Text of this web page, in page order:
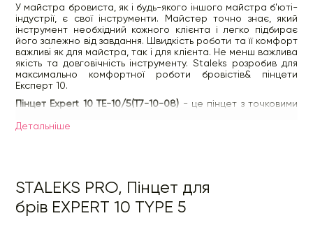
У майстра бровиста, як і будь-якого іншого майстра б'юті-
індустрії, є свої інструменти. Майстер точно знає, який
інструмент необхідний кожного клієнта і легко підбирає
його залежно від завдання. Швидкість роботи та її комфорт
важливі як для майстра, так і для клієнта. Не менш важлива
якість та довговічність інструменту. Staleks розробив для
максимально комфортної роботи бровістів& пінцети
Експерт 10.
Пінцет Expert 10 TE-10/5(Т7-10-08) - це пінцет з точковими
або врослих волосків. Його вузькі, ретельно заточені та
виконаний із нержавіючої сталі 40Х13 – інструмент
максимально стійкий до корозії металу;
заточений вручну під мікроскопом – повторне
Детальнiше
STALEKS PRO, Пінцет для
брів EXPERT 10 TYPE 5